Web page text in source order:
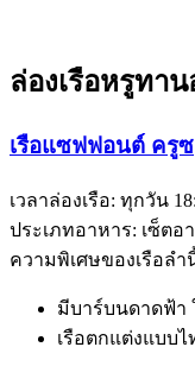
ล่องเรือหรูทา
เรือแซฟฟอนต์ ครูซ
เวลาล่องเรือ: ทุกวัน
ประเภทอาหาร: เซ็ตอ
ความพิเศษของเรือล
มีบาร์บนดาดฟ้า
เรือตกแต่งแบบ